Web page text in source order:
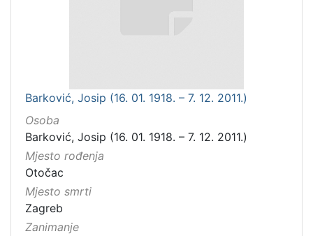
Barković, Josip (16. 01. 1918. – 7. 12. 2011.)
Osoba
Barković, Josip (16. 01. 1918. – 7. 12. 2011.)
Mjesto rođenja
Otočac
Mjesto smrti
Zagreb
Zanimanje